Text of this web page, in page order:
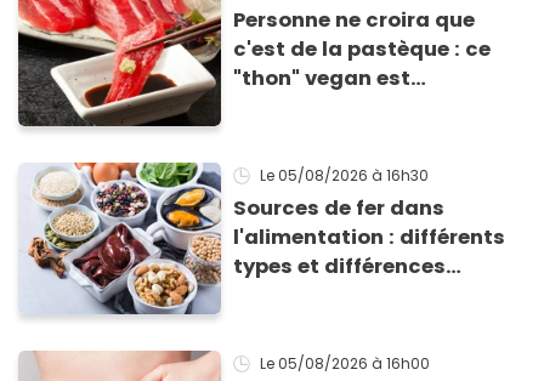
Personne ne croira que
c'est de la pastèque : ce
"thon" vegan est
Le 05/08/2026 à 16h30
Sources de fer dans
l'alimentation : différents
types et différences
Le 05/08/2026 à 16h00